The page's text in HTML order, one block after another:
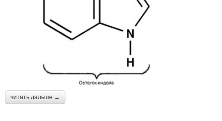
Сорняки на брусчатке
читать дальше →